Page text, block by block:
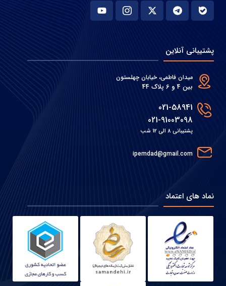
پشتیبانی آنلاین
میدان فاطمی، خیابان چهلستون
بین 4 و 6 پلاک 44
021-58941
021-91003098
پشتیبانی 8 الی 12 شب
ipemdad@gmail.com
نماد های اعتماد